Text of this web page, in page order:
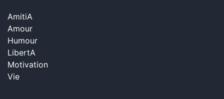
AmitiA
Amour
Humour
LibertA
Motivation
Vie